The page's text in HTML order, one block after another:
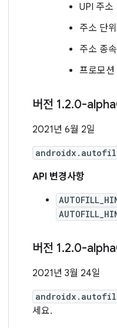
UPI 주소
주소 단위
주소 종
프로모션
버전 1.2.0-
2021년 6월 2일
API 변경사항
버전 1.2.0-
2021년 3월 24일
세요.